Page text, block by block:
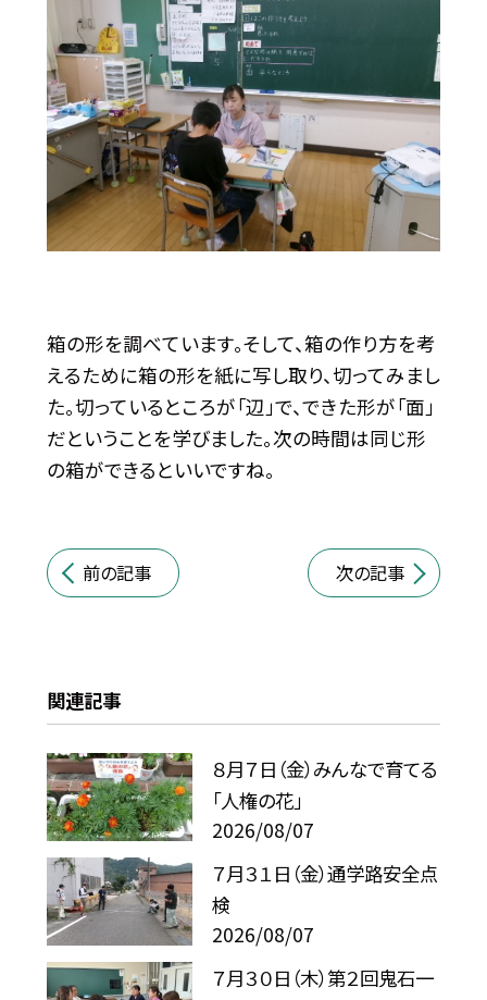
箱の形を調べています。そして、箱の作り方を考
えるために箱の形を紙に写し取り、切ってみまし
た。切っているところが「辺」で、できた形が「面」
だということを学びました。次の時間は同じ形
の箱ができるといいですね。
前の記事 次の記事
関連記事
８月７日（金）みんなで育てる
「人権の花」
2026/08/07
７月３１日（金）通学路安全点
検
2026/08/07
７月３０日（木）第２回鬼石一